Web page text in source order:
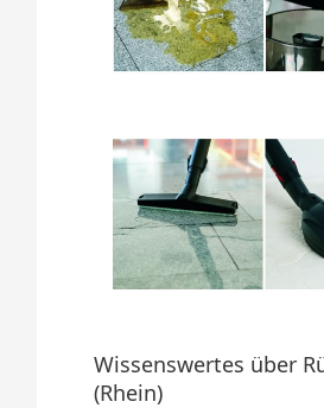
Wissenswertes über
(Rhein)